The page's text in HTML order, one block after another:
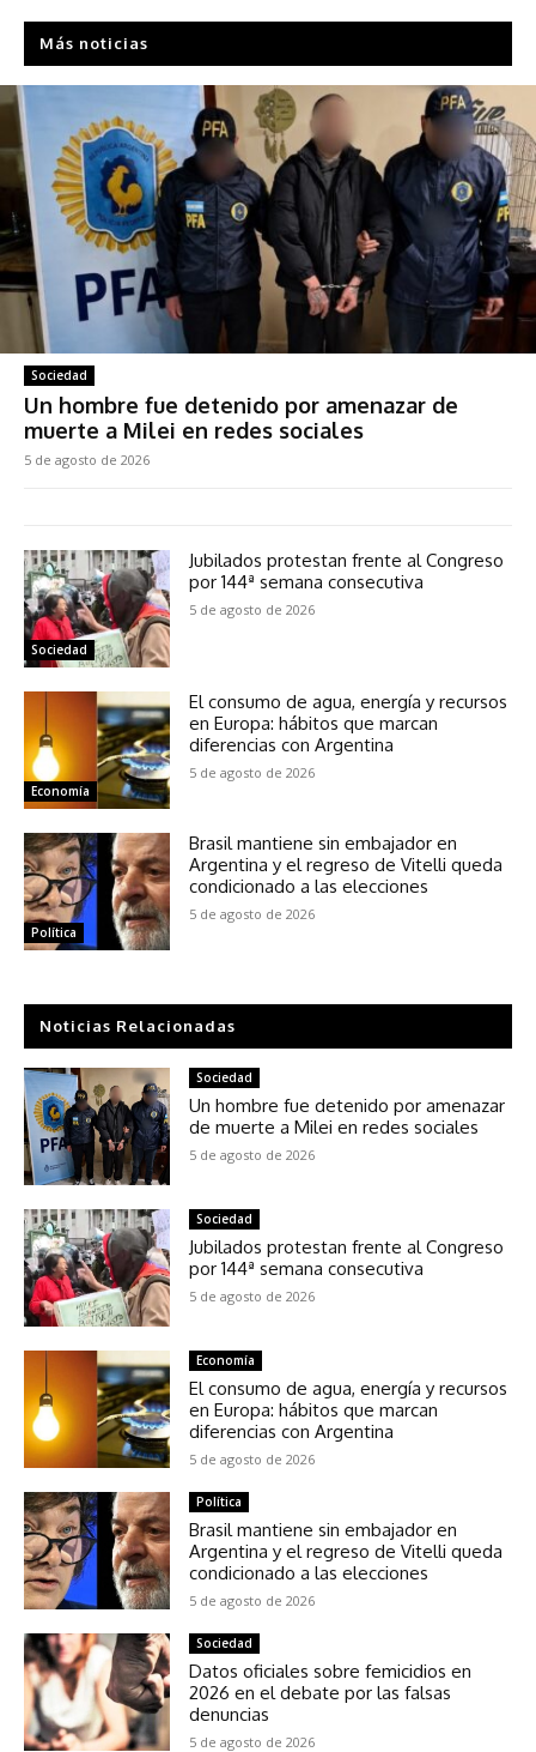
Más noticias
Sociedad
Un hombre fue detenido por amenazar de
muerte a Milei en redes sociales
5 de agosto de 2026
Sociedad
Jubilados protestan frente al Congreso
por 144ª semana consecutiva
5 de agosto de 2026
Economía
El consumo de agua, energía y recursos
en Europa: hábitos que marcan
diferencias con Argentina
5 de agosto de 2026
Política
Brasil mantiene sin embajador en
Argentina y el regreso de Vitelli queda
condicionado a las elecciones
5 de agosto de 2026
Noticias Relacionadas
Sociedad
Un hombre fue detenido por amenazar
de muerte a Milei en redes sociales
5 de agosto de 2026
Sociedad
Jubilados protestan frente al Congreso
por 144ª semana consecutiva
5 de agosto de 2026
Economía
El consumo de agua, energía y recursos
en Europa: hábitos que marcan
diferencias con Argentina
5 de agosto de 2026
Política
Brasil mantiene sin embajador en
Argentina y el regreso de Vitelli queda
condicionado a las elecciones
5 de agosto de 2026
Sociedad
Datos oficiales sobre femicidios en
2026 en el debate por las falsas
denuncias
5 de agosto de 2026